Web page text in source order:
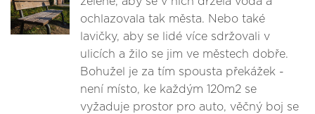
ochlazovala tak města. Nebo také
lavičky, aby se lidé více sdržovali v
ulicích a žilo se jim ve městech dobře.
Bohužel je za tím spousta překážek -
není místo, ke každým 120m2 se
vyžaduje prostor pro auto, věčný boj se